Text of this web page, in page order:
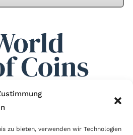
zu bieten, verwenden wir Technologien